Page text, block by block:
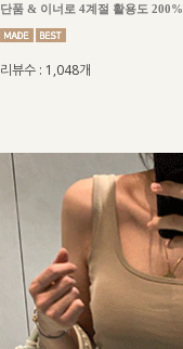
단품 & 이너로 4계절 활용도 200%
리뷰수 : 1,048개